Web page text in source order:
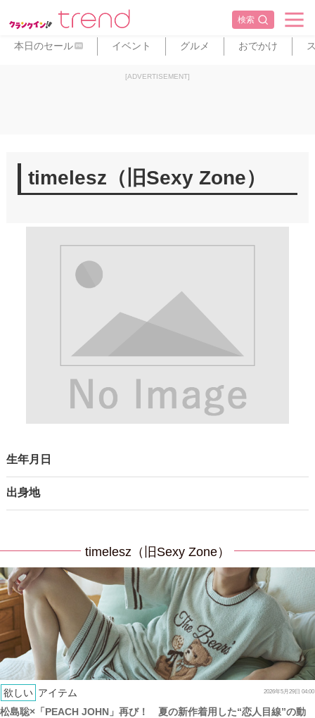
検索
本日のセール PR イベント グルメ おでかけ
[ADVERTISEMENT]
timelesz（旧Sexy Zone）
生年月日
出身地
timelesz（旧Sexy Zone）
欲しい アイテム 2026年5月29日 04:00
松島聡×「PEACH JOHN」再び！ 夏の新作着用した“恋人目線”の動